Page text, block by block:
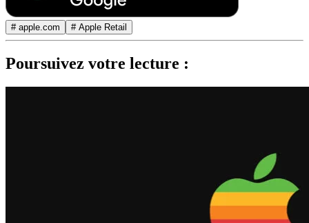
# apple.com # Apple Retail
Poursuivez votre lecture :